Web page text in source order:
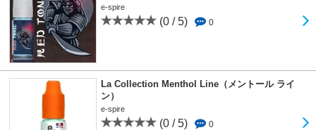
e-spire
(0 / 5) 0
La Collection Menthol Line（メントール ライ
ン）
e-spire
(0 / 5) 0